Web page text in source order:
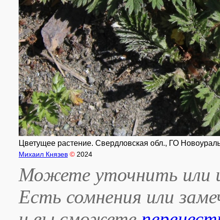
Цветущее растение. Свердловская обл., ГО
Михаил Князев © 2024
Можете уточнить или
Есть сомнения или